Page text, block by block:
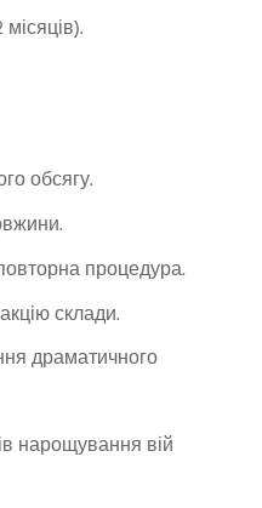
обсягу.
процедура.
склади.
драматичного